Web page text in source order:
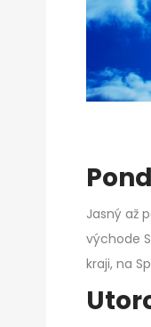
Jasný až
východe
kraji, na